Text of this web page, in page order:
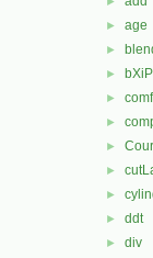
► age
►
►
►
►
►
►
►
► ddt
► div